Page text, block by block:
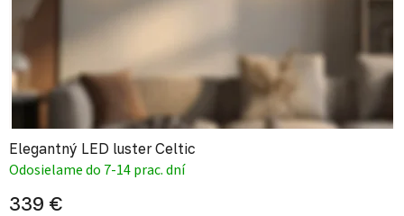
Elegantný LED luster Celtic
Odosielame do 7-14 prac. dní
339 €